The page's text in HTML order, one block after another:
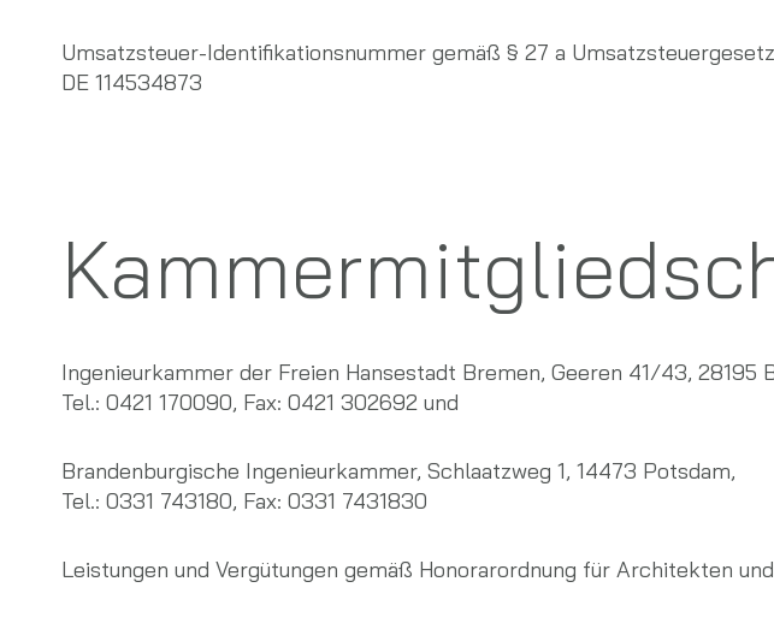
Umsatzsteuer-Identifikationsnummer gemäß § 27 a
DE 114534873
Ingenieurkammer der Freien Hansestadt Bremen, Geeren 41/43, 28195
Tel.: 0421 170090, Fax: 0421 302692 und
Brandenburgische Ingenieurkammer, Schlaatzweg 1, 14473 Potsdam,
Tel.: 0331 743180, Fax: 0331 7431830
Leistungen und Vergütungen gemäß Honorarordnung für Architekten